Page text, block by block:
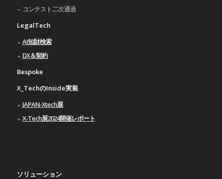
コンテスト二次通過
LegalTech
AI知財検索
DX＆契約
Bespoke
X_TechのInside実装
JAPAN-Xtech展
X-Tech展2024開催レポート
ソリューション